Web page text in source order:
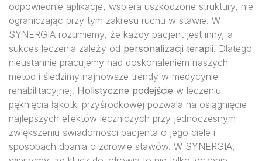
odpowiednie aplikacje, wspiera uszkodzone struktury, nie
ograniczając przy tym zakresu ruchu w stawie. W
SYNERGIA rozumiemy, że każdy pacjent jest inny, a
sukces leczenia zależy od personalizacji terapii. Dlatego
nieustannie pracujemy nad doskonaleniem naszych
metod i śledzimy najnowsze trendy w medycynie
rehabilitacyjnej. Holistyczne podejście w leczeniu
pęknięcia łąkotki przyśrodkowej pozwala na osiągnięcie
najlepszych efektów leczniczych przy jednoczesnym
zwiększeniu świadomości pacjenta o jego ciele i
sposobach dbania o zdrowie stawów. W SYNERGIA,